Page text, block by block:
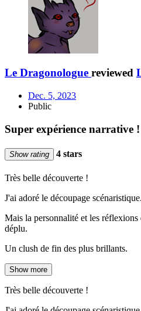
Le Dragonologue reviewed
Dec. 5, 2023
Public
Super expérience narrative !
Show rating 4 stars
Très belle découverte !
J'ai adoré le découpage scénaristique.
Mais la personnalité et les
déplu.
Un clush de fin des plus brillants.
Show more
Très belle découverte !